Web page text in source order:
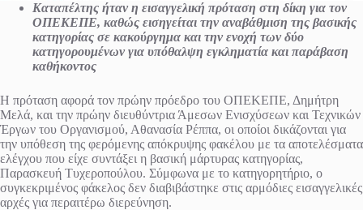
Καταπέλτης ήταν η εισαγγελική πρόταση στη δίκη για τον
ΟΠΕΚΕΠΕ, καθώς εισηγείται την αναβάθμιση της βασικής
κατηγορίας σε κακούργημα και την ενοχή των δύο
κατηγορουμένων για υπόθαλψη εγκληματία και παράβαση
καθήκοντος
Η πρόταση αφορά τον πρώην πρόεδρο του ΟΠΕΚΕΠΕ, Δημήτρη
Μελά, και την πρώην διευθύντρια Άμεσων Ενισχύσεων και Τεχνικών
Έργων του Οργανισμού, Αθανασία Ρέππα, οι οποίοι δικάζονται για
την υπόθεση της φερόμενης απόκρυψης φακέλου με τα αποτελέσματα
ελέγχου που είχε συντάξει η βασική μάρτυρας κατηγορίας,
Παρασκευή Τυχεροπούλου. Σύμφωνα με το κατηγορητήριο, ο
συγκεκριμένος φάκελος δεν διαβιβάστηκε στις αρμόδιες εισαγγελικές
αρχές για περαιτέρω διερεύνηση.